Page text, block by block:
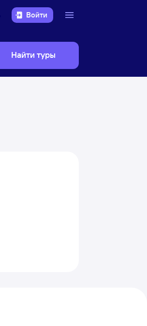
Войти
Найти туры